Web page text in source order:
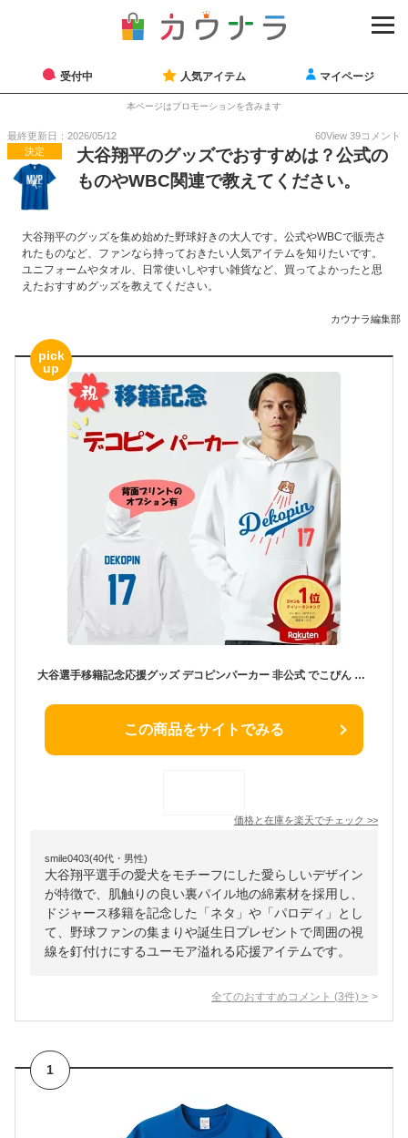
受付中 人気アイテム マイページ
本ページはプロモーションを含みます
最終更新日：2026/05/12 60View 39コメント
決定
大谷翔平のグッズでおすすめは？公式の
ものやWBC関連で教えてください。
大谷翔平のグッズを集め始めた野球好きの大人です。公式やWBCで販売さ
れたものなど、ファンなら持っておきたい人気アイテムを知りたいです。
ユニフォームやタオル、日常使いしやすい雑貨など、買ってよかったと思
えたおすすめグッズを教えてください。
カウナラ編集部
pick
up
大谷選手移籍記念応援グッズ デコピンパーカー 非公式 でこぴん ドジャース dodgers 大谷翔平 MLB Shohei Ohtani decoy dekopin 二刀流 野球 メジャー おもしろ ネタ ギフト プレゼント かわいい 団体 ウケ狙い 誕生日 記念日 綿 パロディ イラスト パーカー 裏パイル
この商品をサイトでみる
価格と在庫を楽天でチェック >>
smile0403(40代・男性)
大谷翔平選手の愛犬をモチーフにした愛らしいデザイン
が特徴で、肌触りの良い裏パイル地の綿素材を採用し、
ドジャース移籍を記念した「ネタ」や「パロディ」とし
て、野球ファンの集まりや誕生日プレゼントで周囲の視
線を釘付けにするユーモア溢れる応援アイテムです。
全てのおすすめコメント (3件) >
1